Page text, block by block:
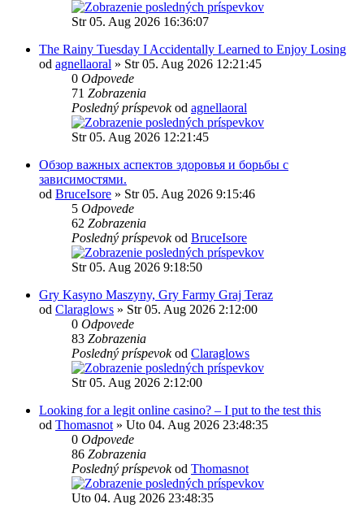
Str 05. Aug 2026 16:36:07
The Rainy Tuesday I Accidentally Learned to Enjoy Losing
od agnellaoral » Str 05. Aug 2026 12:21:45
0 Odpovede
71 Zobrazenia
Posledný príspevokod agnellaoral
Str 05. Aug 2026 12:21:45
Обзор важных аспектов здоровья и борьбы с
зависимостями.
od BruceIsore » Str 05. Aug 2026 9:15:46
5 Odpovede
62 Zobrazenia
Posledný príspevokod BruceIsore
Str 05. Aug 2026 9:18:50
Gry Kasyno Maszyny, Gry Farmy Graj Teraz
od Claraglows » Str 05. Aug 2026 2:12:00
0 Odpovede
83 Zobrazenia
Posledný príspevokod Claraglows
Str 05. Aug 2026 2:12:00
Looking for a legit online casino? – I put to the test this
od Thomasnot » Uto 04. Aug 2026 23:48:35
0 Odpovede
86 Zobrazenia
Posledný príspevokod Thomasnot
Uto 04. Aug 2026 23:48:35